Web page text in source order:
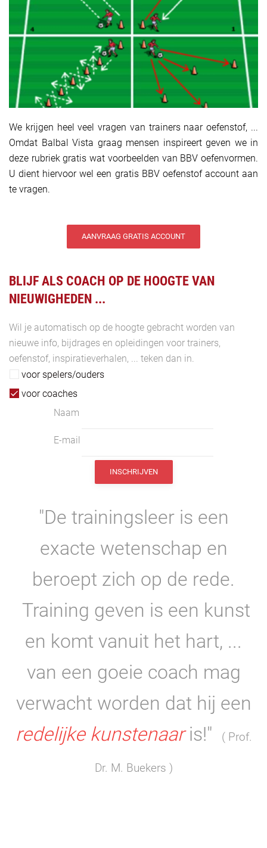
We krijgen heel veel vragen van trainers naar oefenstof, ...
Omdat Balbal Vista graag mensen inspireert geven we in
deze rubriek gratis wat voorbeelden van BBV oefenvormen.
U dient hiervoor wel een gratis BBV oefenstof account aan
te vragen.
AANVRAAG GRATIS ACCOUNT
BLIJF ALS COACH OP DE HOOGTE VAN
NIEUWIGHEDEN ...
Wil je automatisch op de hoogte gebracht worden van
nieuwe info, bijdrages en opleidingen voor trainers,
oefenstof, inspiratieverhalen, ... teken dan in.
voor spelers/ouders
voor coaches
Naam
E-mail
"De trainingsleer is een
exacte wetenschap en
beroept zich op de rede.
Training geven is een kunst
en komt vanuit het hart, ...
van een goeie coach mag
verwacht worden dat hij een
redelijke kunstenaaris!" ( Prof.
Dr. M. Buekers )